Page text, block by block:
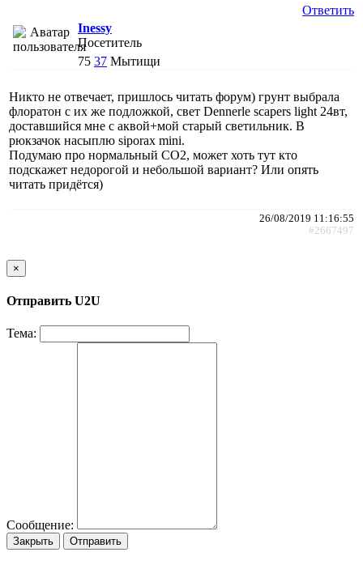
Ответить
Inessy
Посетитель
75 37 Мытищи
Никто не отвечает, пришлось читать форум) грунт выбрала
флоратон с их же подложкой, свет Dennerle scapers light 24вт,
доставшийся мне с аквой+мой старый светильник. В
рюкзачок насыплю siporax mini.
Подумаю про нормальный CO2, может хоть тут кто
подскажет недорогой и небольшой вариант? Или опять
читать придётся)
26/08/2019 11:16:55
#2667497
×
Отправить U2U
Тема:
Сообщение:
Закрыть Отправить